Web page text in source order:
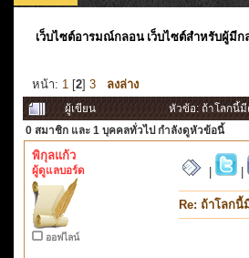
เว็บไซต์อารมณ์กลอน เว็บไซต์สำหรับผู้มีก
หน้า: 1 [2] 3 ลงล่าง
ผู้เขียน
หัวข้อ: ถ้าโลกนี้
0 สมาชิก และ 1 บุคคลทั่วไป กำลังดูหัวข้อนี้
พิกุลแก้ว
ผู้ดูแลบอร์ด
ออฟไลน์
Re: ถ้าโลก